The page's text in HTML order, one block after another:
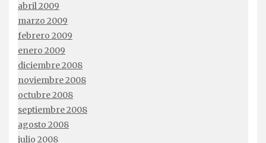
abril 2009
marzo 2009
febrero 2009
enero 2009
diciembre 2008
noviembre 2008
octubre 2008
septiembre 2008
agosto 2008
julio 2008